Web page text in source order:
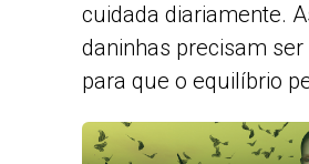
cuidada diariamente.
daninhas precisam
para que o equilíbrio